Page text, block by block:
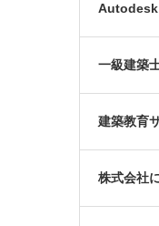
Autodesk
一級建築
建築教育
株式会社